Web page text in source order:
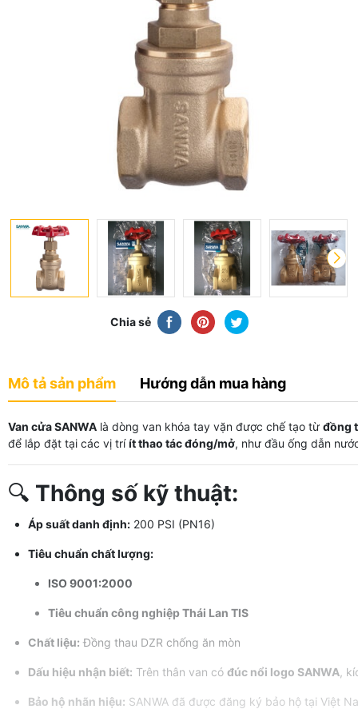
Chia sẻ
Mô tả sản phẩm Hướng dẫn mua hàng
Van cửa SANWA là dòng van khóa tay vặn được chế tạo từ đồng
để lắp đặt tại các vị tríít thao tác đóng/mở, như đầu ống dẫn
🔍 Thông số kỹ thuật:
Áp suất danh định: 200 PSI (PN16)
Tiêu chuẩn chất lượng:
ISO 9001:2000
Tiêu chuẩn công nghiệp Thái Lan TIS
Chất liệu: Đồng thau DZR chống ăn mòn
Dấu hiệu nhận biết: Trên thân van có đúc nổi logo SANWA ,
Bảo hộ nhãn hiệu: SANWA đã được đăng ký bảo hộ tại Việt